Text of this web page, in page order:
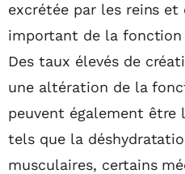
excrétée par les reins
important de la fonction
Des taux élevés de
une altération de la
peuvent également être
tels que la
musculaires, certains